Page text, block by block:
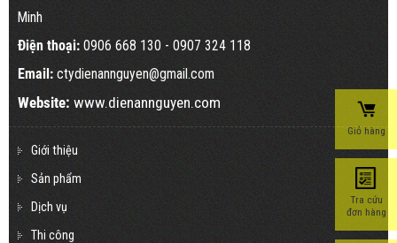
Minh
Điện thoại: 0906 668 130 - 0907 324 118
Email: ctydienannguyen@gmail.com
Website: www.dienannguyen.com
Giới thiệu
Sản phẩm
Dịch vụ
Thi công
Giỏ hàng
Tra cứu
đơn hàng